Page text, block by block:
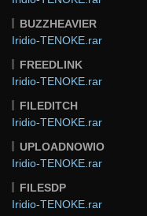
BUZZHEAVIER
Iridio-TENOKE.rar
FREEDLINK
Iridio-TENOKE.rar
FILEDITCH
Iridio-TENOKE.rar
UPLOADNOWIO
Iridio-TENOKE.rar
FILESDP
Iridio-TENOKE.rar